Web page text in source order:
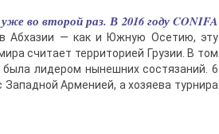
во второй раз. В 2016 году CONIFA
Абхазии — как и Южную Осетию, эту
считает территорией Грузии. В том
лидером нынешних состязаний. 6
Арменией, а хозяева турнира